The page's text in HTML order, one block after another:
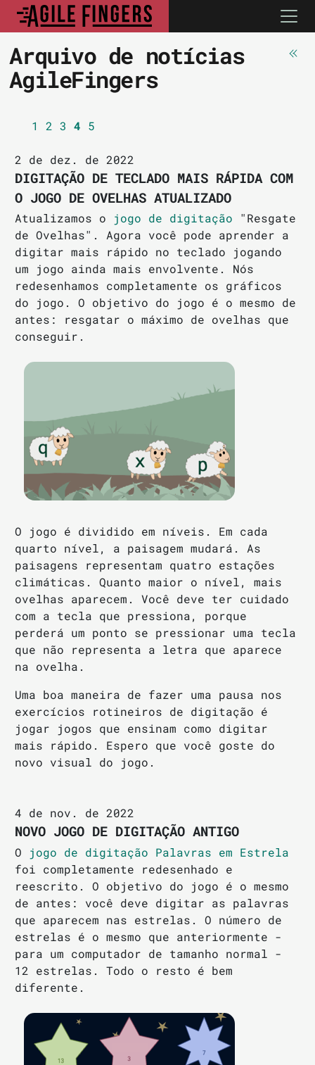
Arquivo de notícias
AgileFingers
1 2 3 4 5
2 de dez. de 2022
DIGITAÇÃO DE TECLADO MAIS RÁPIDA COM
O JOGO DE OVELHAS ATUALIZADO
Atualizamos o jogo de digitação "Resgate
de Ovelhas". Agora você pode aprender a
digitar mais rápido no teclado jogando
um jogo ainda mais envolvente. Nós
redesenhamos completamente os gráficos
do jogo. O objetivo do jogo é o mesmo de
antes: resgatar o máximo de ovelhas que
conseguir.
O jogo é dividido em níveis. Em cada
quarto nível, a paisagem mudará. As
paisagens representam quatro estações
climáticas. Quanto maior o nível, mais
ovelhas aparecem. Você deve ter cuidado
com a tecla que pressiona, porque
perderá um ponto se pressionar uma tecla
que não representa a letra que aparece
na ovelha.
Uma boa maneira de fazer uma pausa nos
exercícios rotineiros de digitação é
jogar jogos que ensinam como digitar
mais rápido. Espero que você goste do
novo visual do jogo.
4 de nov. de 2022
NOVO JOGO DE DIGITAÇÃO ANTIGO
O jogo de digitação Palavras em Estrela
foi completamente redesenhado e
reescrito. O objetivo do jogo é o mesmo
de antes: você deve digitar as palavras
que aparecem nas estrelas. O número de
estrelas é o mesmo que anteriormente -
para um computador de tamanho normal -
12 estrelas. Todo o resto é bem
diferente.